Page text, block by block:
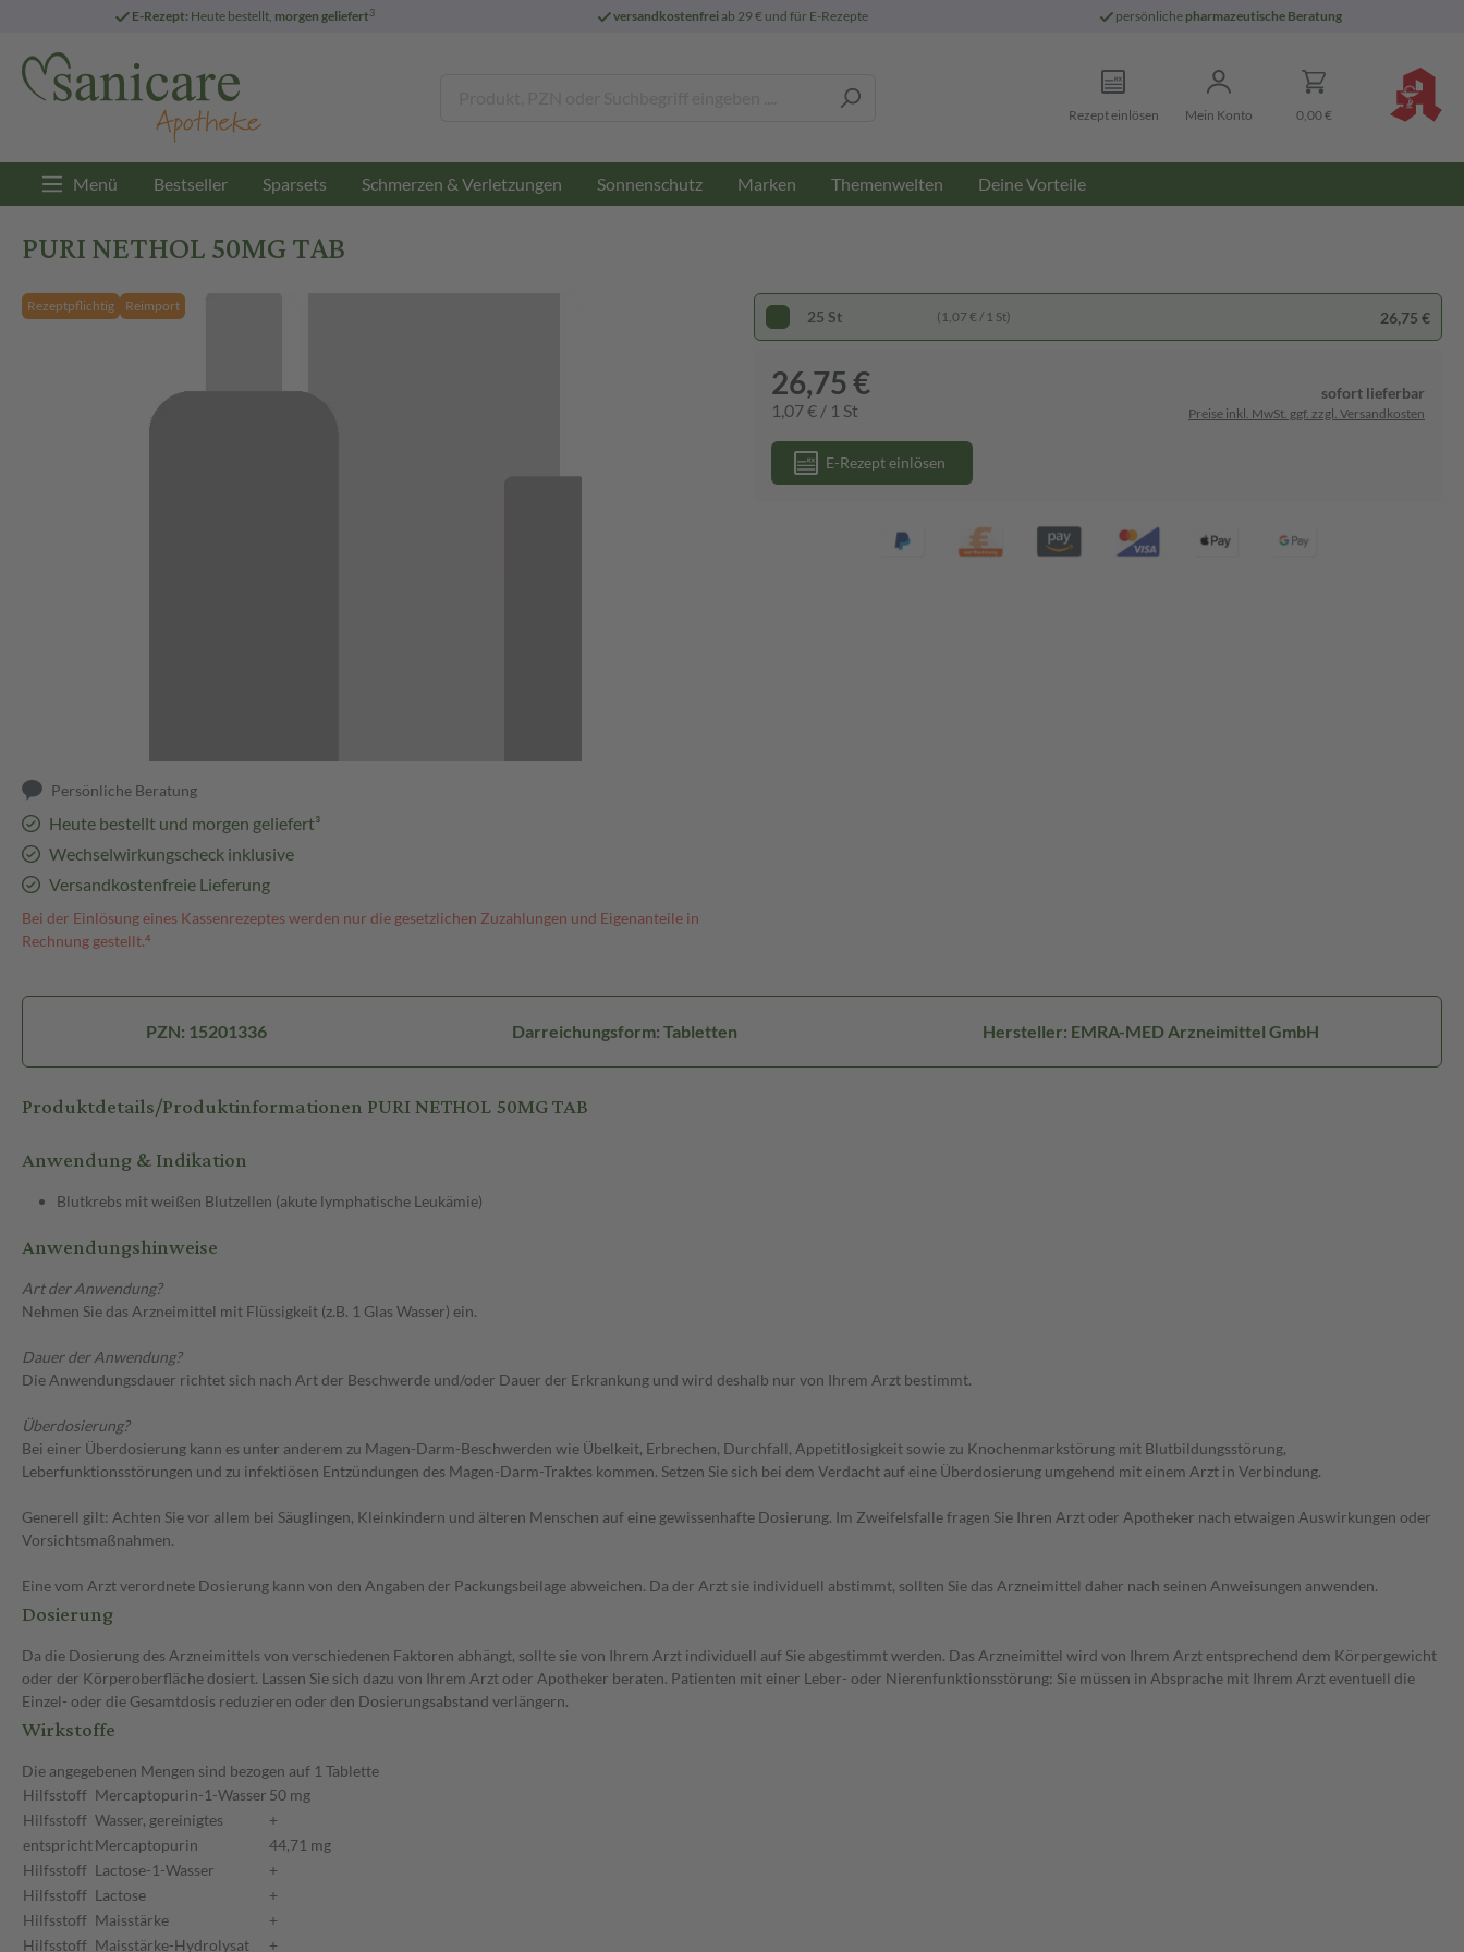
E-Rezept: Heute bestellt, morgen geliefert3 versandkostenfreiab 29 € und für E-Rezepte persönliche pharmazeutische Beratung
Rezept einlösen Mein Konto 0,00 €
Menü Bestseller Sparsets Schmerzen & Verletzungen Sonnenschutz Marken Themenwelten Deine Vorteile
PURI NETHOL 50MG TAB
Rezeptpflichtig Reimport
Persönliche Beratung
Heute bestellt und morgen geliefert³
Wechselwirkungscheck inklusive
Versandkostenfreie Lieferung
Bei der Einlösung eines Kassenrezeptes werden nur die gesetzlichen Zuzahlungen und Eigenanteile in
Rechnung gestellt.⁴
25 St (1,07 € / 1 St) 26,75 €
26,75 €
1,07 € / 1 St
sofort lieferbar
Preise inkl. MwSt. ggf. zzgl. Versandkosten
E-Rezept einlösen
PZN: 15201336 Darreichungsform: Tabletten Hersteller: EMRA-MED Arzneimittel GmbH
Produktdetails/Produktinformationen PURI NETHOL 50MG TAB
Anwendung & Indikation
Blutkrebs mit weißen Blutzellen (akute lymphatische Leukämie)
Anwendungshinweise
Art der Anwendung?
Nehmen Sie das Arzneimittel mit Flüssigkeit (z.B. 1 Glas Wasser) ein.
Dauer der Anwendung?
Die Anwendungsdauer richtet sich nach Art der Beschwerde und/oder Dauer der Erkrankung und wird deshalb nur von Ihrem Arzt bestimmt.
Überdosierung?
Bei einer Überdosierung kann es unter anderem zu Magen-Darm-Beschwerden wie Übelkeit, Erbrechen, Durchfall, Appetitlosigkeit sowie zu Knochenmarkstörung mit Blutbildungsstörung,
Leberfunktionsstörungen und zu infektiösen Entzündungen des Magen-Darm-Traktes kommen. Setzen Sie sich bei dem Verdacht auf eine Überdosierung umgehend mit einem Arzt in Verbindung.
Generell gilt: Achten Sie vor allem bei Säuglingen, Kleinkindern und älteren Menschen auf eine gewissenhafte Dosierung. Im Zweifelsfalle fragen Sie Ihren Arzt oder Apotheker nach etwaigen Auswirkungen oder
Vorsichtsmaßnahmen.
Eine vom Arzt verordnete Dosierung kann von den Angaben der Packungsbeilage abweichen. Da der Arzt sie individuell abstimmt, sollten Sie das Arzneimittel daher nach seinen Anweisungen anwenden.
Dosierung
Da die Dosierung des Arzneimittels von verschiedenen Faktoren abhängt, sollte sie von Ihrem Arzt individuell auf Sie abgestimmt werden. Das Arzneimittel wird von Ihrem Arzt entsprechend dem Körpergewicht
oder der Körperoberfläche dosiert. Lassen Sie sich dazu von Ihrem Arzt oder Apotheker beraten. Patienten mit einer Leber- oder Nierenfunktionsstörung: Sie müssen in Absprache mit Ihrem Arzt eventuell die
Einzel- oder die Gesamtdosis reduzieren oder den Dosierungsabstand verlängern.
Wirkstoffe
Die angegebenen Mengen sind bezogen auf 1 Tablette
Hilfsstoff Mercaptopurin-1-Wasser 50 mg
Hilfsstoff Wasser, gereinigtes
+
entsprichtMercaptopurin
44,71 mg
Hilfsstoff Lactose-1-Wasser
+
Hilfsstoff Lactose
+
Hilfsstoff Maisstärke
+
Hilfsstoff Maisstärke-Hydrolysat
+